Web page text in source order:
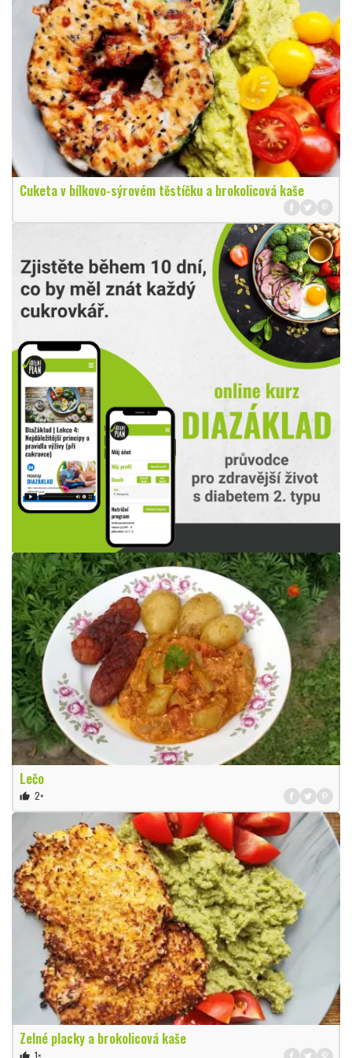
Cuketa v bílkovo-sýrovém těstíčku a brokolicová kaše
Lečo
thumb_up 2×
Zelné placky a brokolicová kaše
thumb_up